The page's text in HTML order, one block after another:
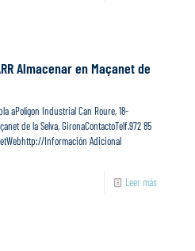
Almacenar en Maçanet de
aPolígon Industrial Can Roure, 18-
de la Selva, GironaContactoTelf.972 85
Información Adicional
Leer más